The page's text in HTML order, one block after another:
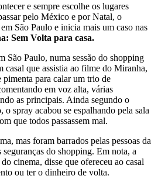
e sempre escolhe os lugares
pelo México e por Natal, o
São Paulo e inicia mais um caso nas
Sem Volta para casa.
São Paulo, numa sessão do shopping
casal que assistia ao filme do Miranha,
para calar um trio de
em voz alta, várias
as principais. Ainda segundo o
spray acabou se espalhando pela sala
que todos passassem mal.
mas foram barrados pelas pessoas da
do shopping. Em nota, a
cinema, disse que ofereceu ao casal
ou ter o dinheiro de volta.